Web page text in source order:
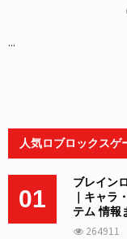
...
人気ロブロックスゲ
01
ブレイン
｜キャラ
テム 情報
264911